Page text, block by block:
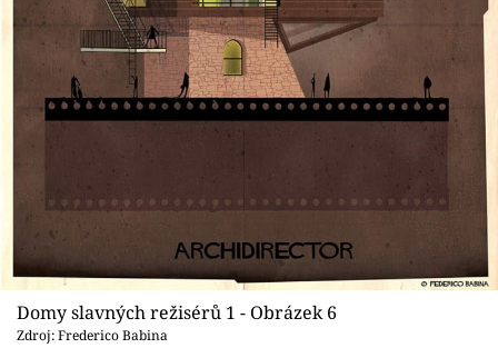
Domy slavných režisérů 1 - Obrázek 6
Zdroj: Frederico Babina